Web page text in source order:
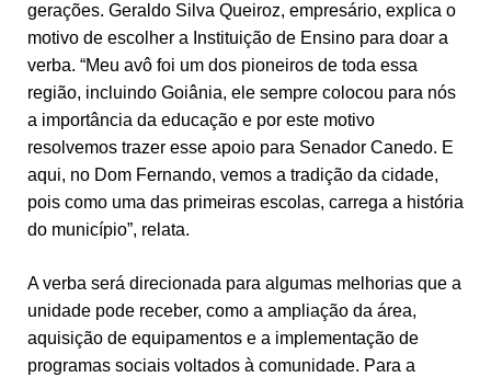
gerações. Geraldo Silva Queiroz, empresário, explica o
motivo de escolher a Instituição de Ensino para doar a
verba. “Meu avô foi um dos pioneiros de toda essa
região, incluindo Goiânia, ele sempre colocou para nós
a importância da educação e por este motivo
resolvemos trazer esse apoio para Senador Canedo. E
aqui, no Dom Fernando, vemos a tradição da cidade,
pois como uma das primeiras escolas, carrega a história
do município”, relata.
A verba será direcionada para algumas melhorias que a
unidade pode receber, como a ampliação da área,
aquisição de equipamentos e a implementação de
programas sociais voltados à comunidade. Para a